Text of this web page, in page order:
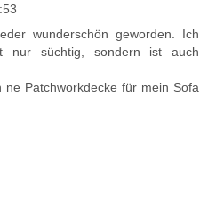
wunderschön geworden. Ich
nur süchtig, sondern ist auch
Patchworkdecke für mein Sofa